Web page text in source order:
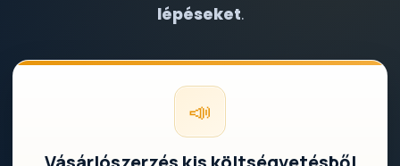
lépéseket.
📣